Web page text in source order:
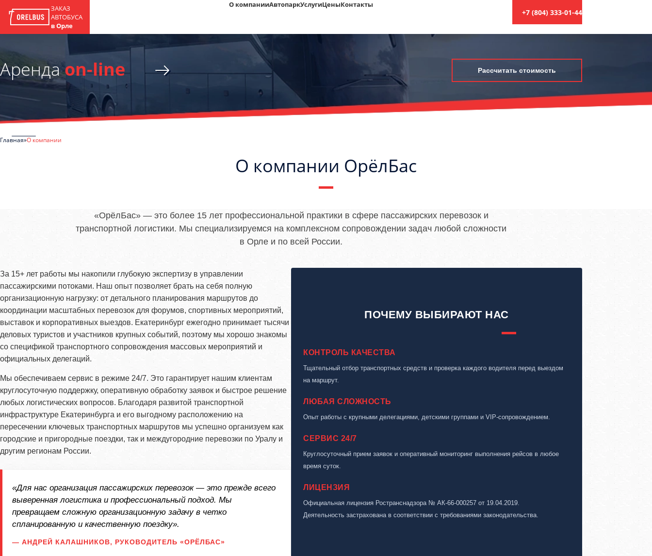
ЗАКАЗ
АВТОБУСА
в Орле
О компанииАвтопаркУслугиЦеныКонтакты
+7 (804) 333-01-44
Арендаon-line Рассчитать стоимость
Главная О компании
О компании ОрёлБас
«ОрёлБас» — это более 15 лет профессиональной практики в сфере пассажирских перевозок и
транспортной логистики. Мы специализируемся на комплексном сопровождении задач любой сложности
в Орле и по всей России.
За 15+ лет работы мы накопили глубокую экспертизу в управлении
пассажирскими потоками. Наш опыт позволяет брать на себя полную
организационную нагрузку: от детального планирования маршрутов до
координации масштабных перевозок для форумов, спортивных мероприятий,
выставок и корпоративных выездов. Екатеринбург ежегодно принимает тысячи
деловых туристов и участников крупных событий, поэтому мы хорошо знакомы
со спецификой транспортного сопровождения массовых мероприятий и
официальных делегаций.
Мы обеспечиваем сервис в режиме 24/7. Это гарантирует нашим клиентам
круглосуточную поддержку, оперативную обработку заявок и быстрое решение
любых логистических вопросов. Благодаря развитой транспортной
инфраструктуре Екатеринбурга и его выгодному расположению на
пересечении ключевых транспортных маршрутов мы успешно организуем как
городские и пригородные поездки, так и междугородние перевозки по Уралу и
другим регионам России.
«Для нас организация пассажирских перевозок — это прежде всего
выверенная логистика и профессиональный подход. Мы
превращаем сложную организационную задачу в четко
спланированную и качественную поездку».
— АНДРЕЙ КАЛАШНИКОВ, РУКОВОДИТЕЛЬ «ОРЁЛБАС»
ПОЧЕМУ ВЫБИРАЮТ НАС
КОНТРОЛЬ КАЧЕСТВА
Тщательный отбор транспортных средств и проверка каждого водителя перед выездом
на маршрут.
ЛЮБАЯ СЛОЖНОСТЬ
Опыт работы с крупными делегациями, детскими группами и VIP-сопровождением.
СЕРВИС 24/7
Круглосуточный прием заявок и оперативный мониторинг выполнения рейсов в любое
время суток.
ЛИЦЕНЗИЯ
Официальная лицензия Ространснадзора № АК-66-000257 от 19.04.2019.
Деятельность застрахована в соответствии с требованиями законодательства.
данных